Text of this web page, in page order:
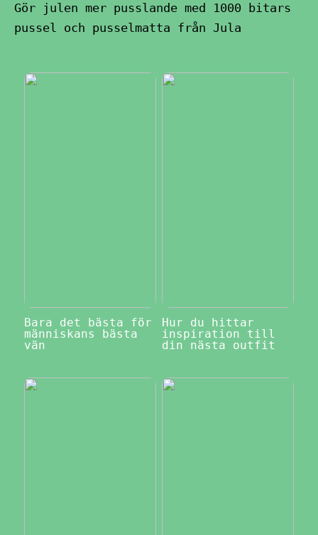
Gör julen mer pusslande med 1000 bitars
pussel och pusselmatta från Jula
Bara det bästa för
människans bästa
vän
Hur du hittar
inspiration till
din nästa outfit